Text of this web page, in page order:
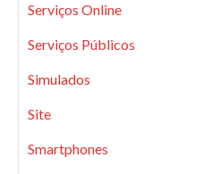
Serviços Online
Serviços Públicos
Simulados
Site
Smartphones